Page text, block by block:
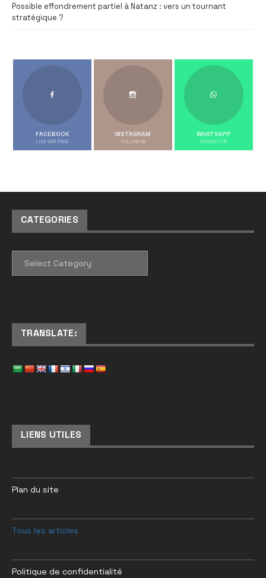
Possible effondrement partiel à Natanz : vers un tournant
stratégique ?
FACEBOOK
LIKE OUR PAGE
INSTAGRAM
FOLLOW US
WHATSAPP
CONTACT US
CATEGORIES
TRANSLATE:
LIENS UTILES
Plan du site
Tous les articles
Politique de confidentialité